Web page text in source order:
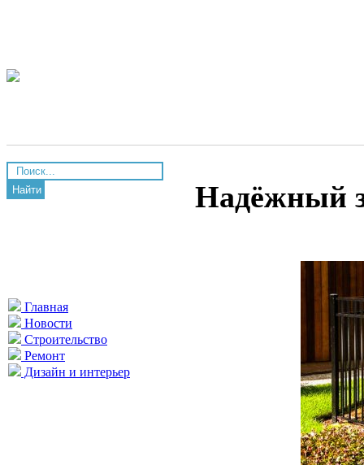
Найти
Главная
Новости
Строительство
Ремонт
Дизайн и интерьер
Надёжный